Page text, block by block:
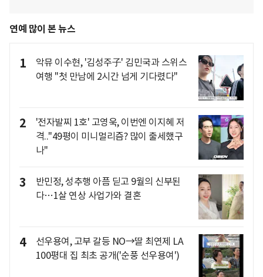
연예 많이 본 뉴스
1
악뮤 이수현, '김성주子' 김민국과 스위스
여행 "첫 만남에 2시간 넘게 기다렸다"
2
'전자발찌 1호' 고영욱, 이번엔 이지혜 저
격.."49평이 미니멀리즘? 많이 출세했구
나"
3
반민정, 성추행 아픔 딛고 9월의 신부된
다…1살 연상 사업가와 결혼
4
선우용여, 고부 갈등 NO→딸 최연제 LA
100평대 집 최초 공개('순풍 선우용여')